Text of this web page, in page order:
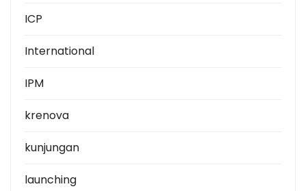
ICP
International
IPM
krenova
kunjungan
launching